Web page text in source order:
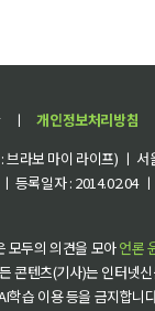
ㅣ 개인정보처리방침
브라보 마이 라이프) ㅣ
등록일자 : 2014.02.04
모두의 의견을 모아언론
콘텐츠(기사)는 인터넷
학습 이용 등을 금지합니